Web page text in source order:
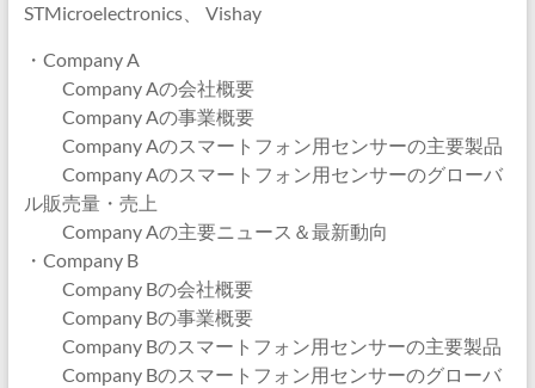
STMicroelectronics、 Vishay
・Company A
Company Aの会社概要
Company Aの事業概要
Company Aのスマートフォン用センサーの主要製品
Company Aのスマートフォン用センサーのグローバ
ル販売量・売上
Company Aの主要ニュース＆最新動向
・Company B
Company Bの会社概要
Company Bの事業概要
Company Bのスマートフォン用センサーの主要製品
Company Bのスマートフォン用センサーのグローバ